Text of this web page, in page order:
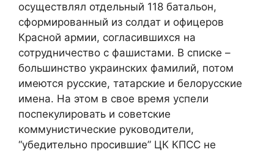
осуществлял отдельный 118 батальон,
сформированный из солдат и офицеров
Красной армии, согласившихся на
сотрудничество с фашистами. В списке –
большинство украинских фамилий, потом
имеются русские, татарские и белорусские
имена. На этом в свое время успели
поспекулировать и советские
коммунистические руководители,
“убедительно просившие” ЦК КПСС не